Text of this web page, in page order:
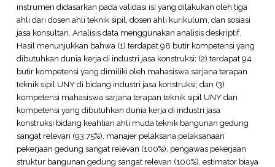
instrumen didasarkan pada validasi isi yang dilakukan oleh tiga
ahli dari dosen ahli teknik sipil, dosen ahli kurikulum, dan sosiasi
jasa konsultan. Analisis data menggunakan analisis deskriptif.
Hasil menunjukkan bahwa (1) terdapat 98 butir kompetensi yang
dibutuhkan dunia kerja di industri jasa konstruksi; (2) terdapat 94
butir kompetensi yang dimiliki oleh mahasiswa sarjana terapan
teknik sipil UNY di bidang industri jasa konstruksi; dan (3)
kompetensi mahasiswa sarjana terapan teknik sipil UNY dan
kompetensi yang dibutuhkan dunia kerja di industri jasa
konstruksi bidang keahlian ahli muda teknik bangunan gedung
sangat relevan (93,75%), manajer pelaksana pelaksanaan
pekerjaan gedung sangat relevan (100%), pengawas pekerjaan
struktur bangunan gedung sangat relevan (100%), estimator biaya